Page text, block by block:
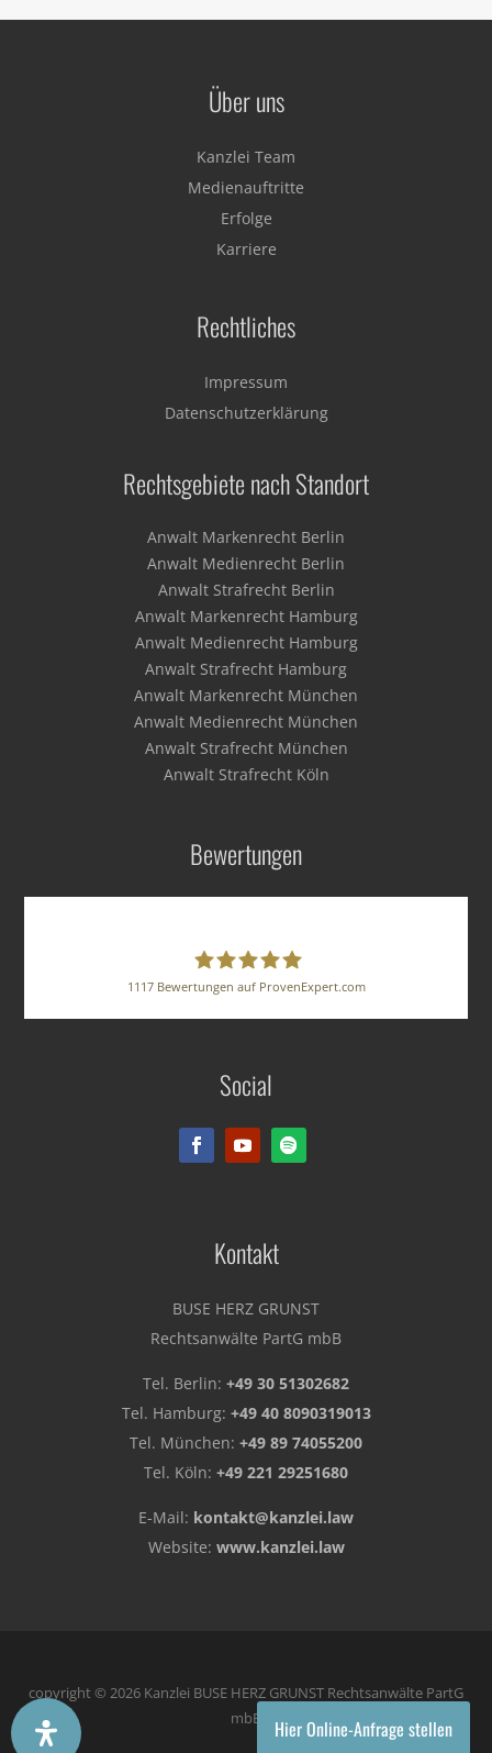
Hier Online-Anfrage stellen
Über uns
Kanzlei Team
Medienauftritte
Erfolge
Karriere
Rechtliches
Impressum
Datenschutzerklärung
Rechtsgebiete nach Standort
Anwalt Markenrecht Berlin
Anwalt Medienrecht Berlin
Anwalt Strafrecht Berlin
Anwalt Markenrecht Hamburg
Anwalt Medienrecht Hamburg
Anwalt Strafrecht Hamburg
Anwalt Markenrecht München
Anwalt Medienrecht München
Anwalt Strafrecht München
Anwalt Strafrecht Köln
Bewertungen
BUSE HERZ GRUNST
Rechtsanwälte PartG mbB
1117Bewertungen auf ProvenExpert.com
Social
Kontakt
BUSE HERZ GRUNST
Rechtsanwälte PartG mbB
Tel. Berlin: +49 30 51302682
Tel. Hamburg: +49 40 8090319013
Tel. München: +49 89 74055200
Tel. Köln: +49 221 29251680
E-Mail: kontakt@kanzlei.law
Website: www.kanzlei.law
copyright © 2026 Kanzlei BUSE HERZ GRUNST Rechtsanwälte PartG
mbB